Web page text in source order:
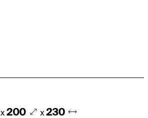
x 200 x 230